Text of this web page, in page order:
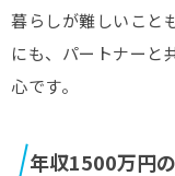
暮らしが難しいこと
にも、パートナーと
心です。
年収1500万円